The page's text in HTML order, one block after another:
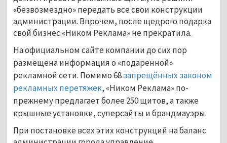
«безвозмездно» передать все свои конструкции
администрации. Впрочем, после щедрого подарка
свой бизнес «Ником Реклама» не прекратила.
На официальном сайте компании до сих пор
размещена информация о «подаренной»
рекламной сети. Помимо 68запрещённых законом
рекламных перетяжек, «Ником Реклама» по-
прежнему предлагает более 250 щитов, а также
крышные установки, суперсайты и брандмауэры.
При постановке всех этих конструкций на баланс